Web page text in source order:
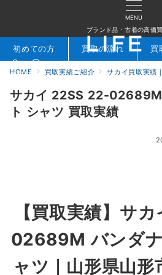
MENU
ブランド品・古着の高価
検索 お問合せ
初めての方 買取の流れ 買
HOME 買取実績ご紹介 サカイ買取実績
サカイ 22SS 22-02689M
ト シャツ 買取実績
【買取実績】サ
02689M バンダ
ャツ｜山形県山形